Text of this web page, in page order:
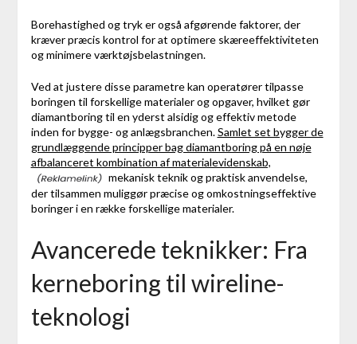
Borehastighed og tryk er også afgørende faktorer, der
kræver præcis kontrol for at optimere skæreeffektiviteten
og minimere værktøjsbelastningen.
Ved at justere disse parametre kan operatører tilpasse
boringen til forskellige materialer og opgaver, hvilket gør
diamantboring til en yderst alsidig og effektiv metode
inden for bygge- og anlægsbranchen.Samlet set bygger de
grundlæggende principper bag diamantboring på en nøje
afbalanceret kombination af materialevidenskab,
mekanisk teknik og praktisk anvendelse,
der tilsammen muliggør præcise og omkostningseffektive
boringer i en række forskellige materialer.
Avancerede teknikker: Fra
kerneboring til wireline-
teknologi